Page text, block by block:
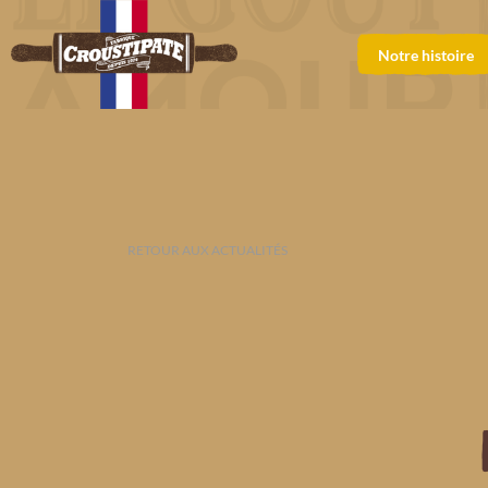
Notre histoire
RETOUR AUX ACTUALITÉS